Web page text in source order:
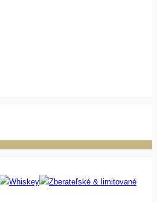
Whiskey
Zberateľské & limitované